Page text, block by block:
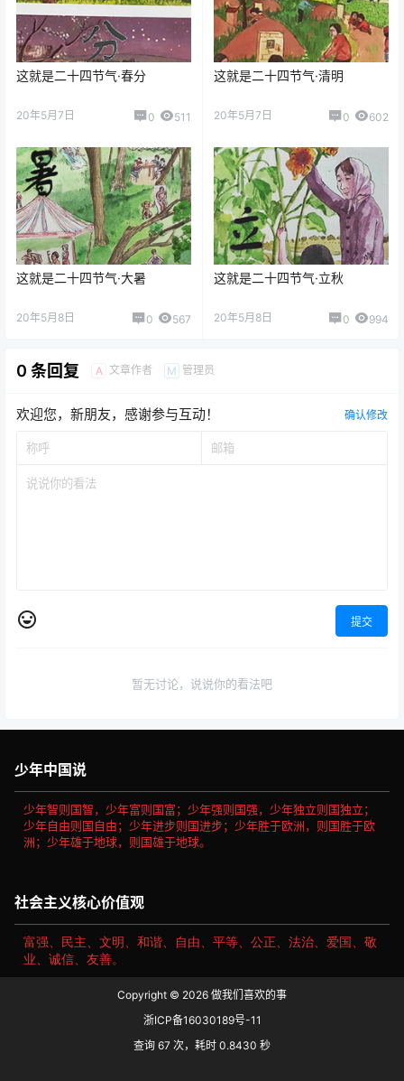
这就是二十四节气·春分
20年5月7日 0 511
这就是二十四节气·清明
20年5月7日 0 602
这就是二十四节气·大暑
20年5月8日 0 567
这就是二十四节气·立秋
20年5月8日 0 994
0 条回复 A 文章作者 M 管理员
欢迎您，新朋友，感谢参与互动！ 确认修改
提交
暂无讨论，说说你的看法吧
少年中国说
少年智则国智，少年富则国富；少年强则国强，少年独立则国独立；
少年自由则国自由；少年进步则国进步；少年胜于欧洲，则国胜于欧
洲；少年雄于地球，则国雄于地球。
社会主义核心价值观
富强、民主、文明、和谐、自由、平等、公正、法治、爱国、敬
业、诚信、友善。
Copyright © 2026 做我们喜欢的事
浙ICP备16030189号-11
查询 67 次，耗时 0.8430 秒